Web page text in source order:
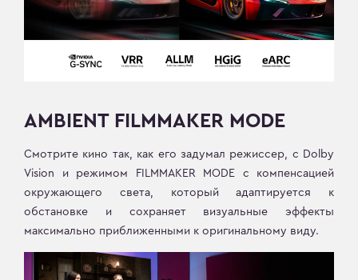
AMBIENT FILMMAKER MODE
Смотрите кино так, как его задумал режиссер, с Dolby
Vision и режимом FILMMAKER MODE с компенсацией
окружающего света, который адаптируется к
обстановке и сохраняет визуальные эффекты
максимально приближенными к оригинальному виду.